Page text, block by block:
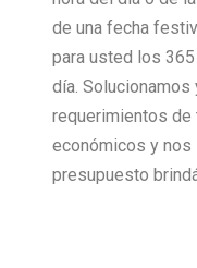
de una fecha
para usted los
día.
requerimientos de
económicos y nos
presupuesto